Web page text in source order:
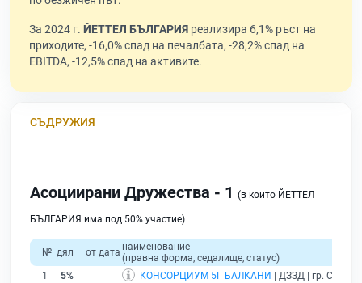
За 2024 г. ЙЕТТЕЛ БЪЛГАРИЯ реализира 6,1% ръст на
приходите, -16,0% спад на печалбата, -28,2% спад на
EBITDA, -12,5% спад на активите.
СЪДРУЖИЯ
Асоциирани Дружества - 1 (в които ЙЕТТЕЛ
БЪЛГАРИЯ има под 50% участие)
№ дял от дата наименование
(правна форма, седалище, статус)
1
5% КОНСОРЦИУМ 5Г БАЛКАНИ | ДЗЗД | гр. София